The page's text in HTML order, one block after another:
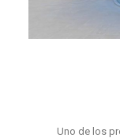
Uno de los